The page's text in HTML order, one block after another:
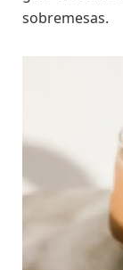
sobremesas.